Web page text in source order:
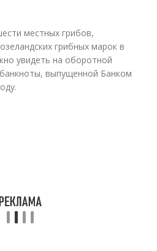
местных грибов,
грибных марок в
увидеть на оборотной
выпущенной Банком